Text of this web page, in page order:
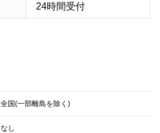
24時間受付
全国(一部離島を除く)
なし